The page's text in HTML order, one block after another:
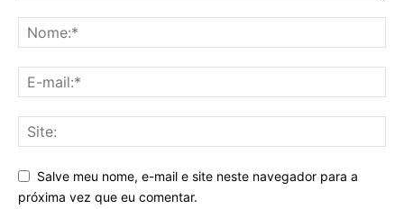
Salve meu nome, e-mail e site neste navegador para a
próxima vez que eu comentar.